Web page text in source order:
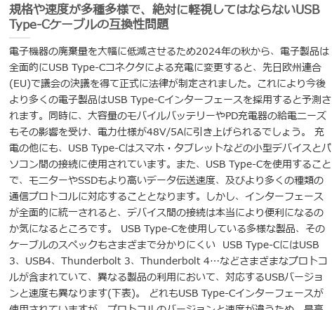
規格や速度が多種多様で、絶対に軽視してはならないUSB
Type-Cケーブルの互換性問題
電子機器の廃棄量を大幅に低減させるため2024年の秋から、電子製品は
全面的にUSB Type-Cコネクタによる充電に変更すると、先日欧州連合
(EU)で議会の決議を得て正式に法律が制定されました。これにより今後
より多くの電子製品はUSB Type-Cインターフェースを採用すると予測さ
れます。同時に、大容量のモバイルバッテリーやPD充電器の給電ニーズ
もその影響を受け、電力仕様が48V/5Aに引き上げられるでしょう。 充
電の他にも、USB Type-Cはスマホ・タブレットなどの小型デバイスとパ
ソコン間の接続に使用されています。また、USB Type-Cを使用すること
で、モニターやSSDもより高いデータ伝送速度、及びより多くの種類の
通信プロトコルに対応することとなります。しかし、インターフェース
が全面的に統一されると、デバイス間の接続は本当により便利になるの
か気になるところです。 USB Type-Cを使用している多様な製品、その
ケーブルのスペックもさまざまで分かりにくい USB Type-CにはUSB
3、USB4、Thunderbolt 3、Thunderbolt 4…などさまざまなプロトコ
ルが含まれていて、異なる製品の利用において、対応するUSBバージョ
ンと速度も異なります(下表)。 どれもUSB Type-Cインターフェースが